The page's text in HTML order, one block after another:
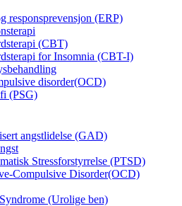
responsprevensjon (ERP)
(CBT)
for Insomnia (CBT-I)
disorder(OCD)
(PSG)
angstlidelse (GAD)
Stressforstyrrelse (PTSD)
Compulsive Disorder(OCD)
(Urolige ben)